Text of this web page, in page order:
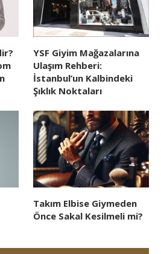
YSF Giyim Mağazalarına
Ulaşım Rehberi:
İstanbul’un Kalbindeki
Şıklık Noktaları
Takım Elbise Giymeden
Önce Sakal Kesilmeli mi?